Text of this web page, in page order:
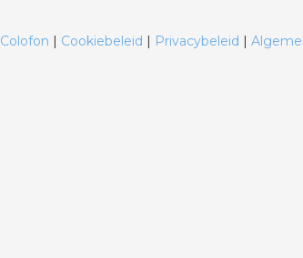
Colofon | Cookiebeleid | Privacybeleid |